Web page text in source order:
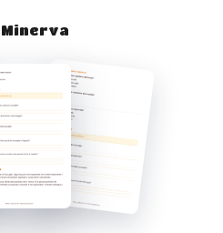
Minerva